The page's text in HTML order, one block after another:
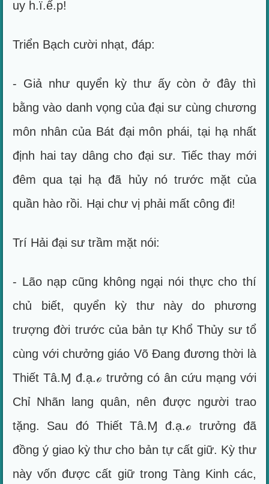
uy h.ï.ế.p!
Triển Bạch cười nhạt, đáp:
- Giả như quyển kỳ thư ấy còn ở đây thì
bằng vào danh vọng của đại sư cùng chương
môn nhân của Bát đại môn phái, tại hạ nhất
định hai tay dâng cho đại sư. Tiếc thay mới
đêm qua tại hạ đã hủy nó trước mặt của
quần hào rồi. Hại chư vị phải mất công đi!
Trí Hải đại sư trầm mặt nói:
- Lão nạp cũng không ngại nói thực cho thí
chủ biết, quyển kỳ thư này do phương
trượng đời trước của bản tự Khổ Thủy sư tổ
cùng với chưởng giáo Võ Đang đương thời là
Thiết Tâ.Ɱ đ.ạ.ℴ trưởng có ân cứu mạng với
Chỉ Nhãn lang quân, nên được người trao
tặng. Sau đó Thiết Tâ.Ɱ đ.ạ.ℴ trưởng đã
đồng ý giao kỳ thư cho bản tự cất giữ. Kỳ thư
này vốn được cất giữ trong Tàng Kinh các,